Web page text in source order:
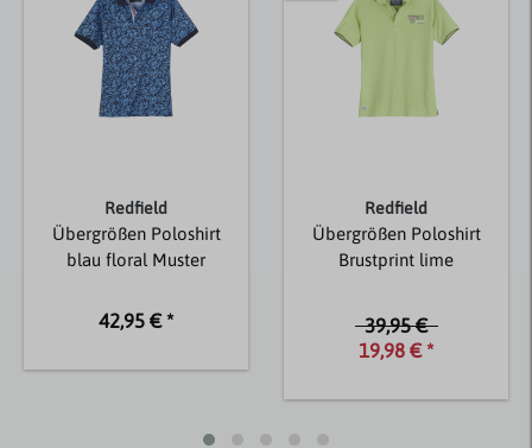
Redfield
Übergrößen Poloshirt
blau floral Muster
42,95 € *
Redfield
Übergrößen Poloshirt
Brustprint lime
39,95 €
19,98 € *